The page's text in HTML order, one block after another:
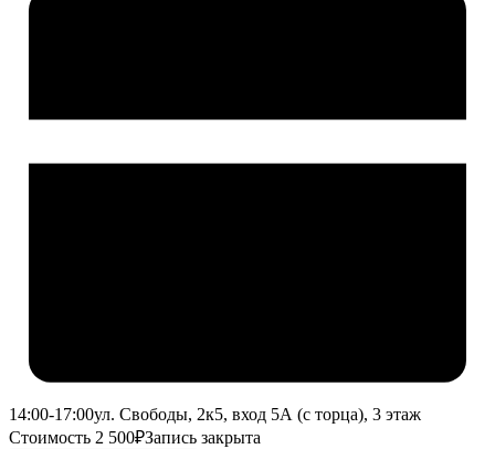
14:00-17:00ул. Свободы, 2к5, вход 5А (с торца), 3 этаж
Стоимость 2 500₽Запись закрыта